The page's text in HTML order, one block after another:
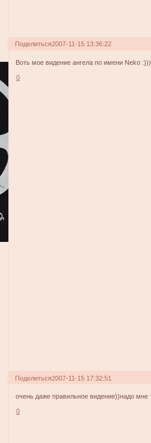
Поделиться2007-11-15 13:36:22
Воть мое видение ангела по имени Neko
0
Поделиться2007-11-15 17:32:51
очень даже правильное видение))надо мне
0